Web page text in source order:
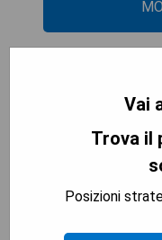
Verde
Vai
Trova il
Posizioni